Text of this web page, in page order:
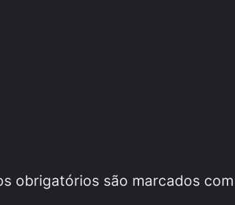
obrigatórios são marcados